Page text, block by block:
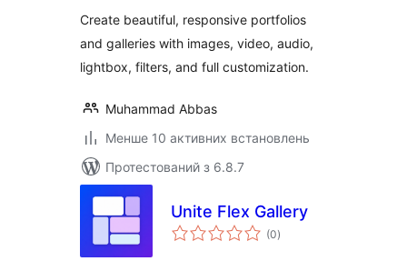
Create beautiful, responsive portfolios
and galleries with images, video, audio,
lightbox, filters, and full customization.
Muhammad Abbas
Менше 10 активних встановлень
Протестований з 6.8.7
Unite Flex Gallery
(0загальний
рейтинг
)